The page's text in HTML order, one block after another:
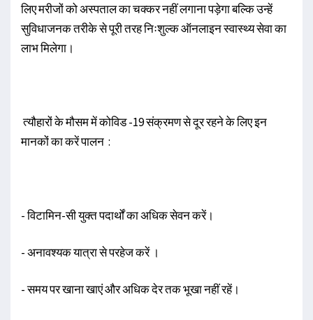
लिए मरीजों को अस्पताल का चक्कर नहीं लगाना पड़ेगा बल्कि उन्हें
सुविधाजनक तरीके से पूरी तरह निःशुल्क ऑनलाइन स्वास्थ्य सेवा का
लाभ मिलेगा।
त्यौहारों के मौसम में कोविड -19 संक्रमण से दूर रहने के लिए इन
मानकों का करें पालन :
- विटामिन-सी युक्त पदार्थों का अधिक सेवन करें।
- अनावश्यक यात्रा से परहेज करें ।
- समय पर खाना खाएं और अधिक देर तक भूखा नहीं रहें।